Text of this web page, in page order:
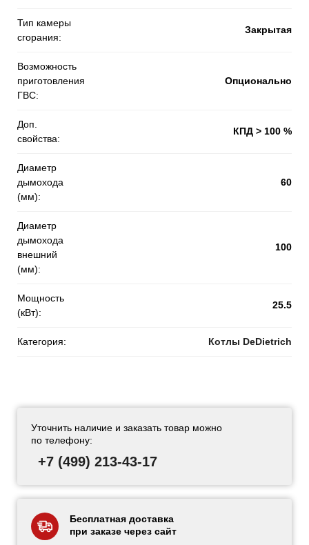
Тип камеры
сгорания:
Закрытая
Возможность
приготовления
ГВС:
Опционально
Доп.
свойства:
КПД > 100 %
Диаметр
дымохода
(мм):
60
Диаметр
дымохода
внешний
(мм):
100
Мощность
(кВт):
25.5
Категория: Котлы DeDietrich
Уточнить наличие и заказать товар можно
по телефону:
+7 (499) 213-43-17
Бесплатная доставка
при заказе через сайт